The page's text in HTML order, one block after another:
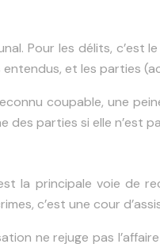
Pour les délits,
entendus, et les parties
coupable, une
des parties si elle n’est
la principale voie de
c’est une cour
ne rejuge pas